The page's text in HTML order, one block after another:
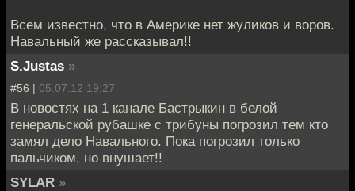
Всем известно, что в Америке нет жуликов и воров.
Навальный же рассказывал!!
S.Justas »
#56 | 05.07.12 19:27
В новостях на 1 канале Бастрыкин в белой
генеральской рубашке с трибуны погрозил тем кто
замял дело Навального. Пока погрозил только
пальчиком, но внушает!!
SYLAR »